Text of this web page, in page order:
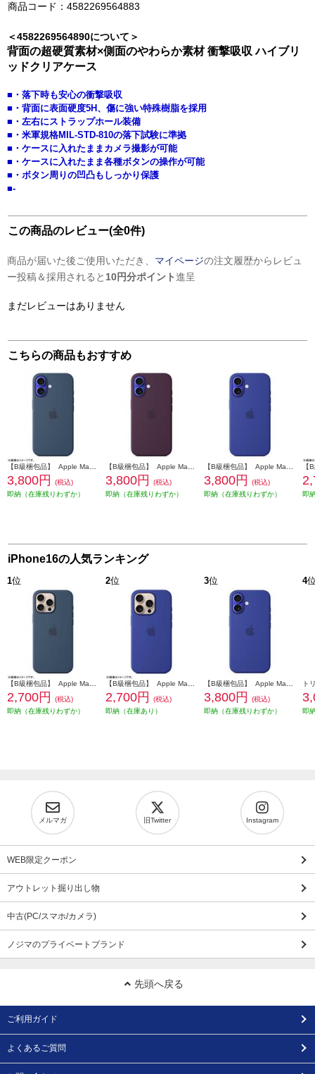
商品コード：4582269564883
＜4582269564890について＞
背面の超硬質素材×側面のやわらか素材 衝撃吸収 ハイブリ
ッドクリアケース
■・落下時も安心の衝撃吸収
■・背面に表面硬度5H、傷に強い特殊樹脂を採用
■・左右にストラップホール装備
■・米軍規格MIL-STD-810の落下試験に準拠
■・ケースに入れたままカメラ撮影が可能
■・ケースに入れたまま各種ボタンの操作が可能
■・ボタン周りの凹凸もしっかり保護
■-
この商品のレビュー(全0件)
商品が届いた後ご使用いただき、 マイページの注文履歴からレビュ
ー投稿＆採用されると 10円分ポイント進呈
まだレビューはありません
こちらの商品もおすすめ
3,800円
(税込)
即納（在庫残りわずか）
3,800円
(税込)
即納（在庫残りわずか）
3,800円
(税込)
即納（在庫残りわずか）
即
iPhone16の人気ランキング
1位
2,700円
(税込)
即納（在庫残りわずか）
2位
2,700円
(税込)
即納（在庫あり）
3位
3,800円
(税込)
即納（在庫残りわずか）
4
即
メルマガ 旧Twitter Instagram
WEB限定クーポン
アウトレット掘り出し物
中古(PC/スマホ/カメラ)
ノジマのプライベートブランド
先頭へ戻る
ご利用ガイド
よくあるご質問